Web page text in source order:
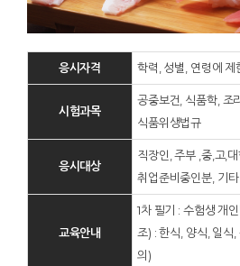
응시자격 학력, 성별, 연령에
시험과목
공중보건, 식품학, 조
식품위생법규
응시대상
직장인, 주부 ,중,고,
취업준비중인분, 기타
교육안내
1차 필기 : 수험생
조) : 한식, 양식, 일식
의)